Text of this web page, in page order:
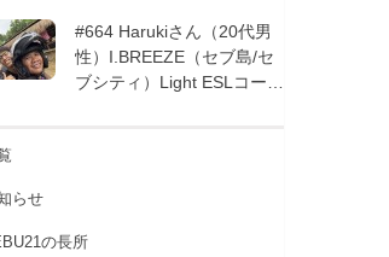
#664 Harukiさん（20代男
性）I.BREEZE（セブ島/セ
ブシティ）Light ESLコース
らせ
の長所